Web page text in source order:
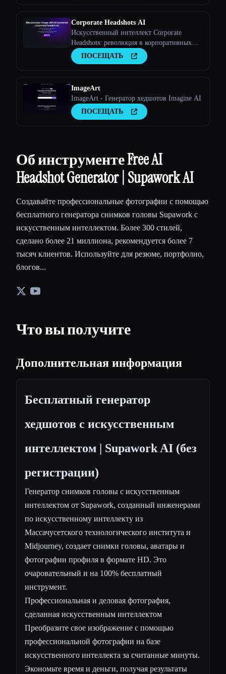
Corporate Headshots AI
Искусственный интеллект Corporate
Headshots: революция в корпоративных
портретах с помощью искусственного
интеллекта
ПОСЕЩАТЬ
ImageArt
ImageArt - Генератор хедшотов Imagine AI
ПОСЕЩАТЬ
Об инструменте Free AI
Headshot Generator | Supawork AI
Создавайте профессиональные фотографии с помощью
бесплатного генератора снимков головы Supawork с
искусственным интеллектом. Более 300 стилей,
сделано более 21 миллиона, рекомендуется более 7
тысяч клиентов. Используйте для резюме, портфолио,
блогов...
Что вы получите
Дополнительная информация
Бесплатный генератор
хедшотов с искусственным
интеллектом | Supawork AI (без
регистрации)
Генератор снимков головы с искусственным
интеллектом от Supawork, созданный инженерами
по искусственному интеллекту из
Массачусетского технологического института и
Midjourney, создает снимки головы, аватары и
фотографии профиля в формате HD. Это
очаровательный и на 100% бесплатный
инструмент.
Профессиональная и деловая фотография,
сделанная искусственным интеллектом
Преобразите свое изображение с помощью
профессиональной фотографии на базе
искусственного интеллекта за считанные минуты.
Экономьте время и деньги, получая результаты